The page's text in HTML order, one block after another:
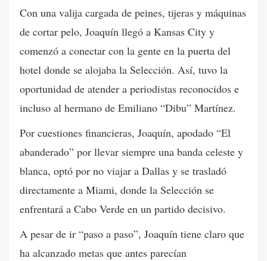
Con una valija cargada de peines, tijeras y máquinas
de cortar pelo, Joaquín llegó a Kansas City y
comenzó a conectar con la gente en la puerta del
hotel donde se alojaba la Selección. Así, tuvo la
oportunidad de atender a periodistas reconocidos e
incluso al hermano de Emiliano “Dibu” Martínez.
Por cuestiones financieras, Joaquín, apodado “El
abanderado” por llevar siempre una banda celeste y
blanca, optó por no viajar a Dallas y se trasladó
directamente a Miami, donde la Selección se
enfrentará a Cabo Verde en un partido decisivo.
A pesar de ir “paso a paso”, Joaquín tiene claro que
ha alcanzado metas que antes parecían